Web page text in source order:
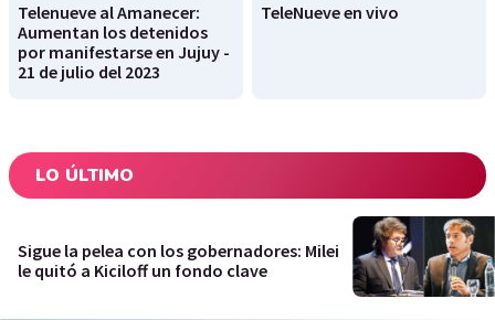
Telenueve al Amanecer:
Aumentan los detenidos
por manifestarse en Jujuy -
21 de julio del 2023
TeleNueve en vivo
LO ÚLTIMO
Sigue la pelea con los gobernadores: Milei
le quitó a Kiciloff un fondo clave